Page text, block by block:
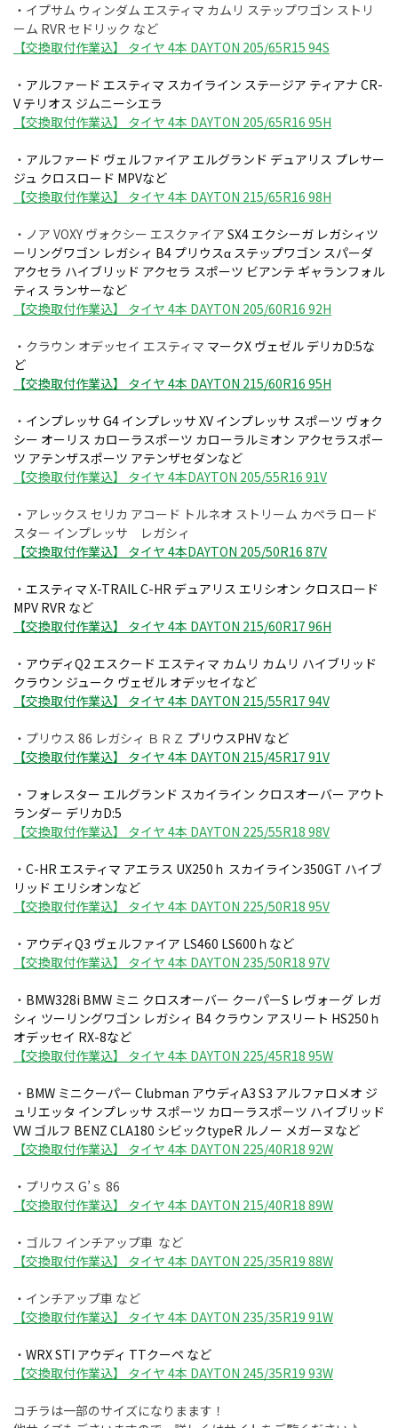
・イプサム ウィンダム エスティマ カムリ ステップワゴン ストリ
ーム RVR セドリック など
【交換取付作業込】 タイヤ 4本 DAYTON 205/65R15 94S
・ アルファード エスティマ スカイライン ステージア ティアナ CR-
V テリオス ジムニーシエラ
【交換取付作業込】 タイヤ 4本 DAYTON 205/65R16 95H
・ アルファード ヴェルファイア エルグランド デュアリス プレサー
ジュ クロスロード MPVなど
【交換取付作業込】 タイヤ 4本 DAYTON 215/65R16 98H
・ノア VOXY ヴォクシー エスクァイア SX4 エクシーガ レガシィツ
ーリングワゴン レガシィ B4 プリウスα ステップワゴン スパーダ
アクセラ ハイブリッド アクセラ スポーツ ビアンテ ギャランフォル
ティス ランサーなど
【交換取付作業込】 タイヤ 4本 DAYTON 205/60R16 92H
・クラウン オデッセイ エスティマ マークX ヴェゼル デリカD:5な
ど
【交換取付作業込】 タイヤ 4本 DAYTON 215/60R16 95H
・ インプレッサ G4 インプレッサ XV インプレッサ スポーツ ヴォク
シー オーリス カローラスポーツ カローラルミオン アクセラスポー
ツ アテンザスポーツ アテンザセダンなど
【交換取付作業込】 タイヤ 4本DAYTON 205/55R16 91V
・アレックス セリカ アコード トルネオ ストリーム カペラ ロード
スター インプレッサ レガシィ
【交換取付作業込】 タイヤ 4本DAYTON 205/50R16 87V
・ エスティマ X-TRAIL C-HR デュアリス エリシオン クロスロード
MPV RVR など
【交換取付作業込】 タイヤ 4本 DAYTON 215/60R17 96H
・ アウディQ2 エスクード エスティマ カムリ カムリ ハイブリッド
クラウン ジューク ヴェゼル オデッセイなど
【交換取付作業込】 タイヤ 4本 DAYTON 215/55R17 94V
・プリウス 86 レガシィ ＢＲＺ プリウスPHV など
【交換取付作業込】 タイヤ 4本 DAYTON 215/45R17 91V
・ フォレスター エルグランド スカイライン クロスオーバー アウト
ランダー デリカD:5
【交換取付作業込】 タイヤ 4本 DAYTON 225/55R18 98V
・ C-HR エスティマ アエラス UX250ｈ スカイライン350GT ハイブ
リッド エリシオンなど
【交換取付作業込】 タイヤ 4本 DAYTON 225/50R18 95V
・ アウディQ3 ヴェルファイア LS460 LS600ｈなど
【交換取付作業込】 タイヤ 4本 DAYTON 235/50R18 97V
・ BMW328i BMW ミニ クロスオーバー クーパーS レヴォーグ レガ
シィ ツーリングワゴン レガシィ B4 クラウン アスリート HS250ｈ
オデッセイ RX-8など
【交換取付作業込】 タイヤ 4本 DAYTON 225/45R18 95W
・ BMW ミニクーパー Clubman アウディA3 S3 アルファロメオ ジ
ュリエッタ インプレッサ スポーツ カローラスポーツ ハイブリッド
VW ゴルフ BENZ CLA180 シビックtypeR ルノー メガーヌなど
【交換取付作業込】 タイヤ 4本 DAYTON 225/40R18 92W
・プリウス G’ｓ 86
【交換取付作業込】 タイヤ 4本 DAYTON 215/40R18 89W
・ゴルフ インチアップ車 など
【交換取付作業込】 タイヤ 4本 DAYTON 225/35R19 88W
・インチアップ車 など
【交換取付作業込】 タイヤ 4本 DAYTON 235/35R19 91W
・ WRX STI アウディ TTクーペ など
【交換取付作業込】 タイヤ 4本 DAYTON 245/35R19 93W
コチラは一部のサイズになりまます！